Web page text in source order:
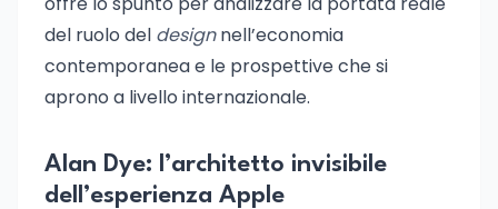
del ruolo del designnell’economia
contemporanea e le prospettive che si
aprono a livello internazionale.
Alan Dye: l’architetto invisibile
dell’esperienza Apple